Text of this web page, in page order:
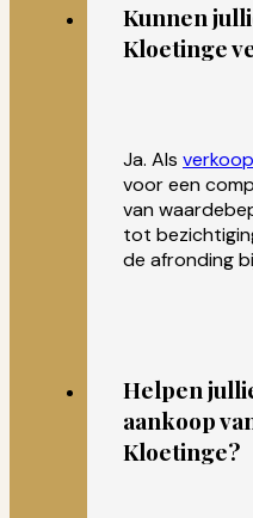
Kunnen
Kloetinge
Ja. Als
voor een
van
tot
de afronding
Helpen
aankoop
Kloetinge?